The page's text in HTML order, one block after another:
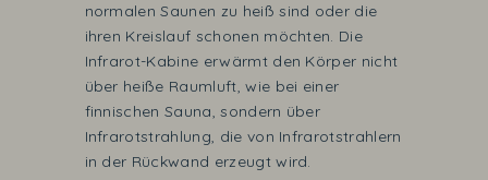
normalen Saunen zu heiß sind oder die
ihren Kreislauf schonen möchten. Die
Infrarot-Kabine erwärmt den Körper nicht
über heiße Raumluft, wie bei einer
finnischen Sauna, sondern über
Infrarotstrahlung, die von Infrarotstrahlern
in der Rückwand erzeugt wird.